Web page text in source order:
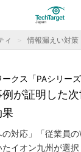
ィ 情報漏えい対策
が証明した
クス「PAシリー
の対応」「従業員
イオン九州が選